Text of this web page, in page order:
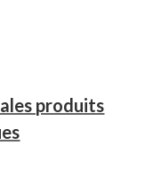
produits